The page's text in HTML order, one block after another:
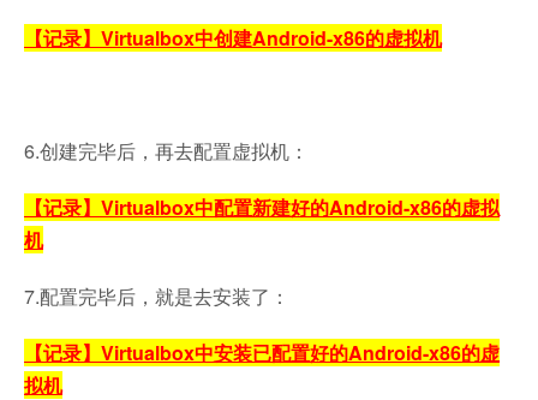
【记录】Virtualbox中创建Android-x86的虚拟机
6.创建完毕后，再去配置虚拟机：
【记录】Virtualbox中配置新建好的Android-x86的虚拟
机
7.配置完毕后，就是去安装了：
【记录】Virtualbox中安装已配置好的Android-x86的虚
拟机